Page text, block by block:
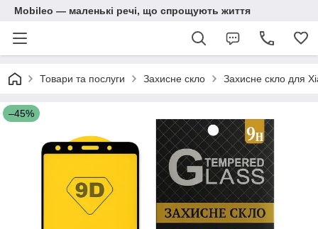
Mobileo — маленькі речі, що спрощують життя
Товари та послуги Захисне скло Захисне скло для
–45%